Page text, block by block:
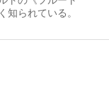
知られている。